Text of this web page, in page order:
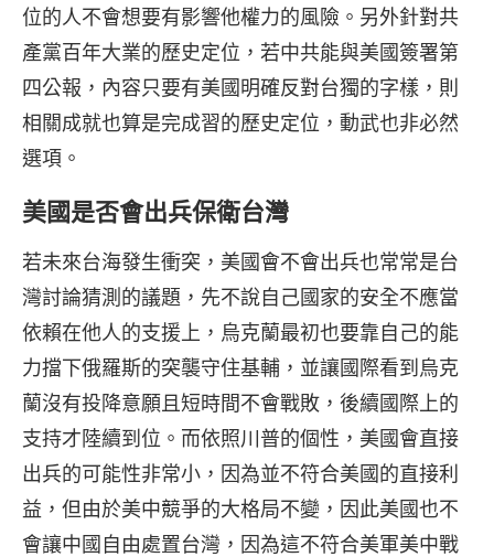
位的人不會想要有影響他權力的風險。另外針對共
產黨百年大業的歷史定位，若中共能與美國簽署第
四公報，內容只要有美國明確反對台獨的字樣，則
相關成就也算是完成習的歷史定位，動武也非必然
選項。
美國是否會出兵保衛台灣
若未來台海發生衝突，美國會不會出兵也常常是台
灣討論猜測的議題，先不說自己國家的安全不應當
依賴在他人的支援上，烏克蘭最初也要靠自己的能
力擋下俄羅斯的突襲守住基輔，並讓國際看到烏克
蘭沒有投降意願且短時間不會戰敗，後續國際上的
支持才陸續到位。而依照川普的個性，美國會直接
出兵的可能性非常小，因為並不符合美國的直接利
益，但由於美中競爭的大格局不變，因此美國也不
會讓中國自由處置台灣，因為這不符合美軍美中戰